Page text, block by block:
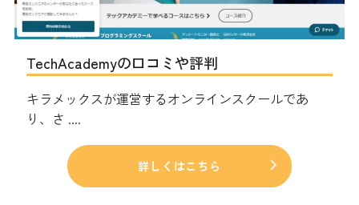
TechAcademyの口コミや評判
キラメックスが運営するオンラインスクールであ
り、さ ....
詳しくはこちら